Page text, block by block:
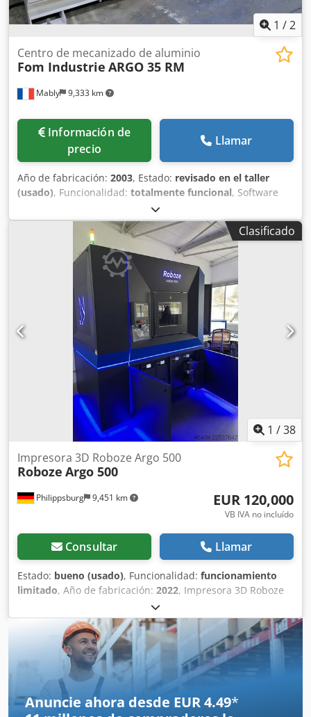
1 /2
Mably 9,333 km
Centro de mecanizado de aluminio
Fom Industrie ARGO 35 RM
Información de
precio
Llamar
Año de fabricación: 2003, Estado: revisado en el taller
(usado), Funcionalidad: totalmente funcional, Software
IDRACAM Eje X, recorrido: 3550 mm Eje Y, recorrido: 1100
mm Eje Z, recorrido: 425 mm Rotación del husillo eléctrico:
0°/90°/180° Capacidad de trabajo: Eje X = 3500 mm Eje Y =
540 mm con el husillo eléctrico en posición vertical a 90°
Eje Y = 460 mm con el husillo eléctrico en posición
horizontal a 0° o 180° Eje Z = 300 mm con el husillo
eléctrico en posición vertical a 90° Eje Z = 250 mm con el
husillo eléctrico en posición horizontal a 0° o 180° Husillo:
ISO 30 - potencia: 4 kW Dodpfszpv A Rsx Ambock Velocidad
de rotación: 12000 rpm Almacén de herramientas Máquina
usada que cumple con las normas CE
Clasificado
1 /38
Philippsburg 9,451 km
Impresora 3D Roboze Argo 500
Roboze Argo 500
EUR 120,000
VB IVA no incluído
Consultar Llamar
Estado: bueno (usado), Funcionalidad: funcionamiento
limitado, Año de fabricación: 2022, Impresora 3D Roboze
ARGO 500 29-003 / Año de fabricación: 2022 Incluye: 1
secador de filamento HT y software de corte. Datos
técnicos: - Volumen de construcción: 500 x 500 x 500 mm -
Precisión de posicionamiento: 10 μm (ultraprecisión) -
Temperatura de la cámara: 180 °C - 15 sensores de alta
tecnología - Opciones versátiles (9 materiales industriales
diferentes) - Número de serie: A507522P Djdezhmz Uspfx
Ambeck Venta exclusiva a empresas. Precio neto =
Anuncie ahora desde EUR 4.49*